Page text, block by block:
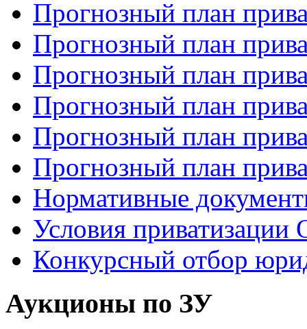
Прогнозный план
Прогнозный план
Прогнозный план
Прогнозный план
Прогнозный план
Прогнозный план
Нормативные
Условия
Конкурсный отбор
Аукционы по ЗУ